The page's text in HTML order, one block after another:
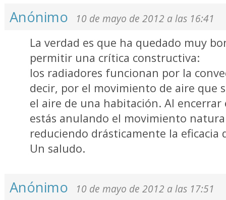
Anónimo 10 de mayo de 2012 a las 16:41
La verdad es que ha quedado muy
permitir una crítica constructiva:
los radiadores funcionan por la
decir, por el movimiento de aire que
el aire de una habitación. Al encerrar
estás anulando el movimiento
reduciendo drásticamente la eficacia
Un saludo.
Anónimo 10 de mayo de 2012 a las 17:51